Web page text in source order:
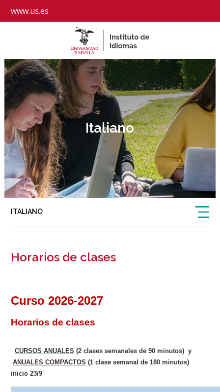
www.us.es
Italiano
Horarios de clases
Curso 2026-2027
Horarios de clases
CURSOS ANUALES (2 clases semanales de 90 minutos) y
ANUALES COMPACTOS (1 clase semanal de 180 minutos)
inicio 23/9
ITALIANO